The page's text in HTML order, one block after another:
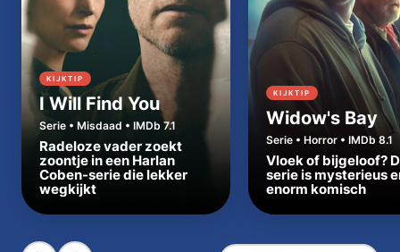
KIJKTIP
I Will Find You
Serie • Misdaad • IMDb 7.1
Radeloze vader zoekt
zoontje in een Harlan
Coben-serie die lekker
wegkijkt
KIJKTIP
Widow's Bay
Serie • Horror • IMDb 8.1
Vloek of bijgeloof?
serie is mysterieus
enorm komisch